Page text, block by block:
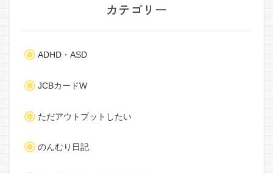
カテゴリー
ADHD・ASD
JCBカードW
ただアウトプットしたい
のんむり日記